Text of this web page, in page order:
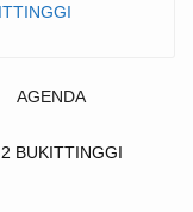
AGENDA
BUKITTINGGI